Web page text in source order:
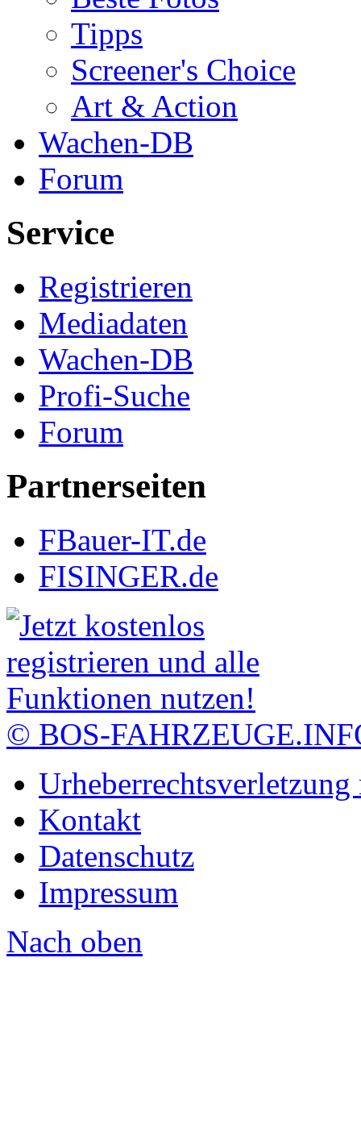
Tipps
Screener's Choice
Art & Action
Wachen-DB
Forum
Service
Registrieren
Mediadaten
Wachen-DB
Profi-Suche
Forum
Partnerseiten
FBauer-IT.de
FISINGER.de
© BOS-
Urheberrechtsverletzung
Kontakt
Datenschutz
Impressum
Nach oben